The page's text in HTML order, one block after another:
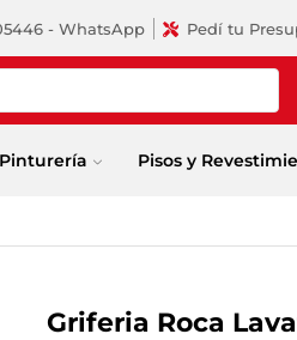
- WhatsApp Pedí tu
Pinturería Pisos y
Griferia Roca